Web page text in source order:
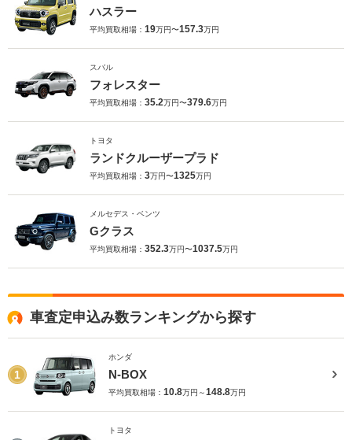
ハスラー
平均買取相場： 19万円〜157.3万円
スバル
フォレスター
平均買取相場： 35.2万円〜379.6万円
トヨタ
ランドクルーザープラド
平均買取相場： 3万円〜1325万円
メルセデス・ベンツ
Gクラス
平均買取相場： 352.3万円〜1037.5万円
車査定申込み数ランキングから探す
1
ホンダ
N-BOX
平均買取相場： 10.8万円～148.8万円
トヨタ